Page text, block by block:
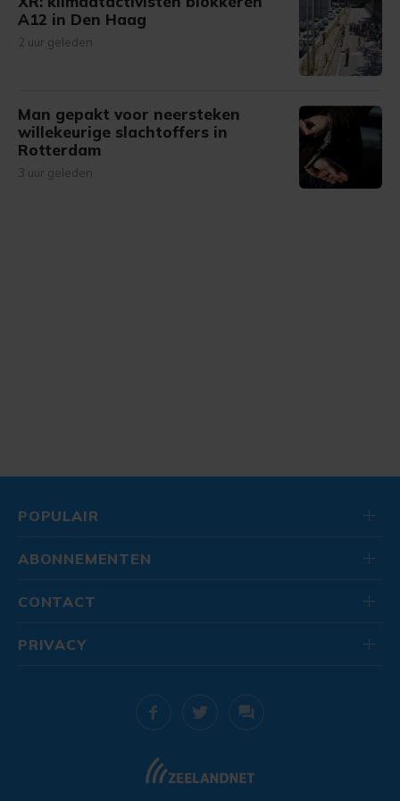
A12 in Den Haag
2 uur geleden
Man gepakt voor neersteken
willekeurige slachtoffers in
Rotterdam
3 uur geleden
POPULAIR
ABONNEMENTEN
CONTACT
PRIVACY